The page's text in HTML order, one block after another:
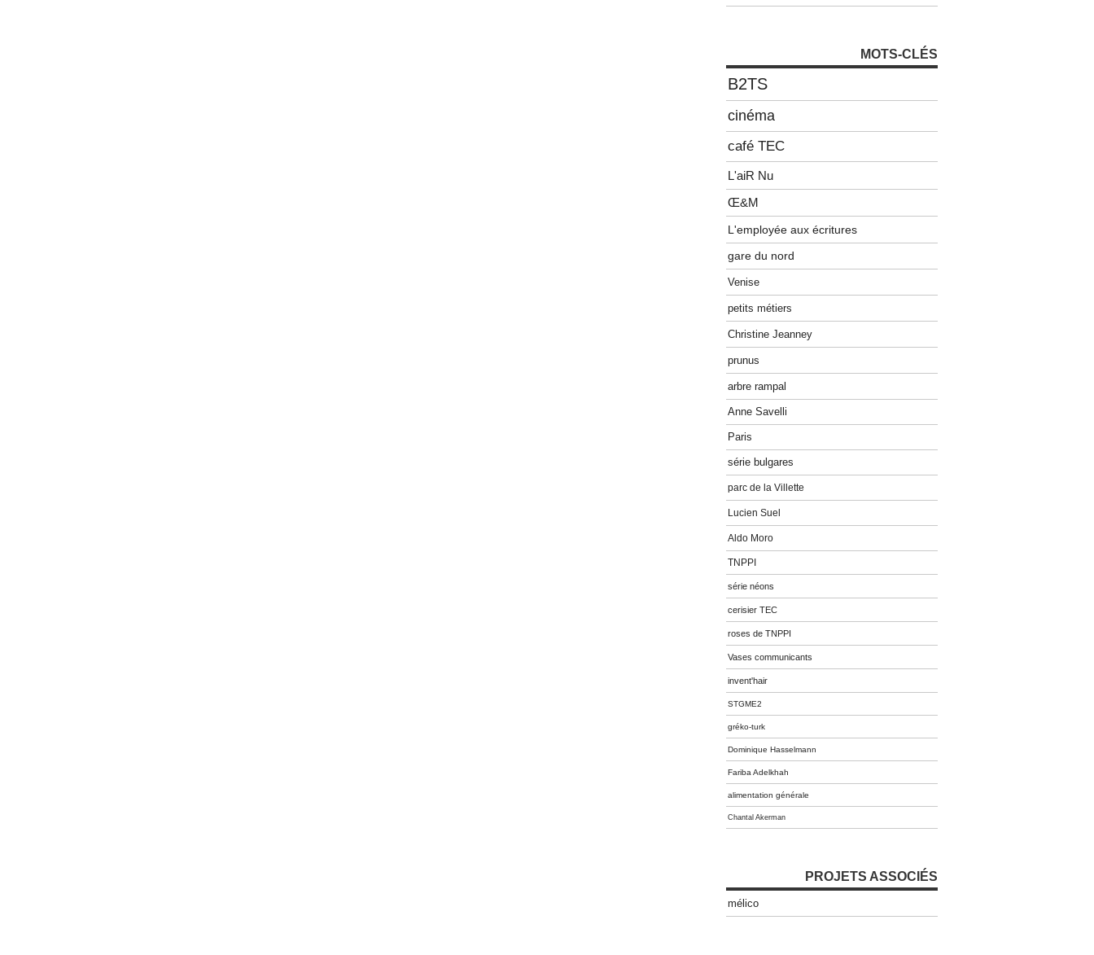
MOTS-CLÉS
B2TS
cinéma
café TEC
L'aiR Nu
Œ&M
L'employée aux écritures
gare du nord
Venise
petits métiers
Christine Jeanney
prunus
arbre rampal
Anne Savelli
Paris
série bulgares
parc de la Villette
Lucien Suel
Aldo Moro
TNPPI
série néons
cerisier TEC
roses de TNPPI
Vases communicants
invent'hair
STGME2
gréko-turk
Dominique Hasselmann
Fariba Adelkhah
alimentation générale
Chantal Akerman
PROJETS ASSOCIÉS
mélico